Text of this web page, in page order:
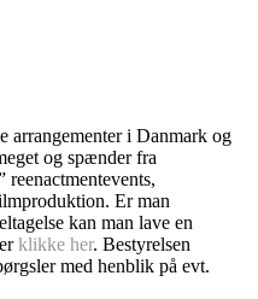
arrangementer i Danmark og
og spænder fra
reenactmentevents,
Er man
kan man lave en
klikke her. Bestyrelsen
med henblik på evt.